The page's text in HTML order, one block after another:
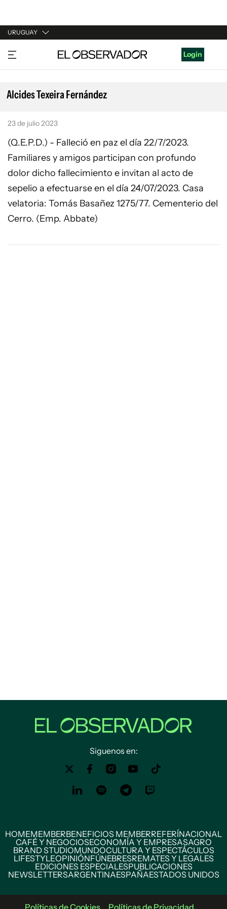
URUGUAY
URUGUAY
ARGENTINA
ESPAÑA
Login
Alcides Texeira Fernández
23 de julio 2023
(Q.E.P.D.) - Falleció en paz el día 22/7/2023.
Familiares y amigos participan con profundo
dolor dicho fallecimiento e invitan al acto de
sepelio a efectuarse en el día 24/07/2023. Casa
velatoria: Tomás Basañez 1275/77. Cementerio del
Cerro. (Emp. Abbate)
Siguenos en:
HOMEMEMBERBENEFICIOS MEMBERREFERÍNACIONAL
CAFÉ Y NEGOCIOSECONOMÍA Y EMPRESASAGRO
BRAND STUDIOMUNDOCULTURA Y ESPECTÁCULOS
LIFESTYLEOPINIÓNFÚNEBRESREMATES Y LEGALES
EDICIONES ESPECIALESPUBLICACIONES
NEWSLETTERSARGENTINAESPAÑAESTADOS UNIDOS
Políticas de Cookies Políticas de Privacidad